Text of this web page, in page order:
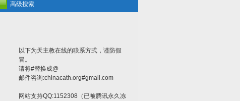
高级搜索
以下为天主教在线的联系方式，谨防假
冒。
请将#替换成@
邮件咨询:chinacath.org#gmail.com
网站支持QQ:1152308（已被腾讯永久冻